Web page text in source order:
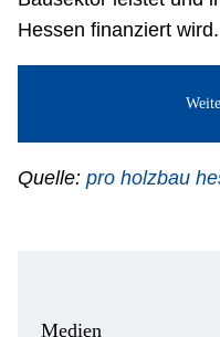
Hessen finanziert wird.
Quelle: pro holzbau
Medien